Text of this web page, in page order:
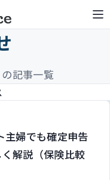
記事一覧
主婦でも確定申告
解説（保険比較